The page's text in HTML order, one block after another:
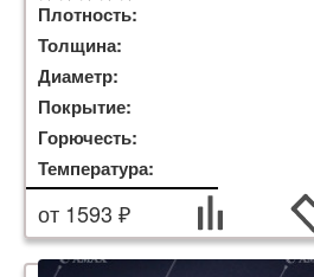
Плотность:
Толщина:
Диаметр:
Покрытие:
Горючесть:
Температура:
от 1593 ₽